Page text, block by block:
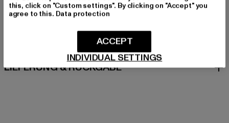
GRÖSSE & PASSFORM
LIEFERUNG & RÜCKGABE
this, click on "Custom settings". By clicking on "Accept" you
agree to this. Data protection
INDIVIDUAL SETTINGS
ACCEPT